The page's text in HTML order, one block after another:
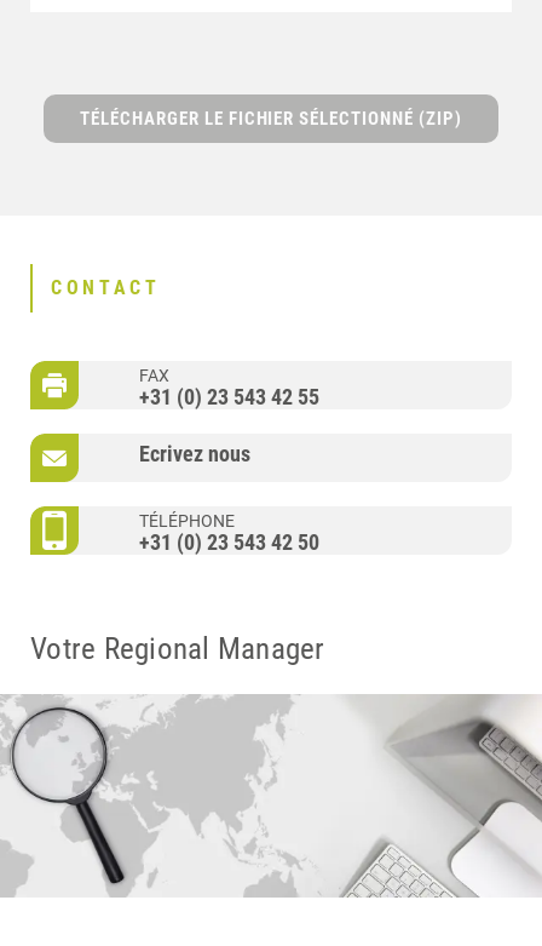
TÉLÉCHARGER LE FICHIER SÉLECTIONNÉ (ZIP)
CONTACT
FAX
+31 (0) 23 543 42 55
Ecrivez nous
TÉLÉPHONE
+31 (0) 23 543 42 50
Votre Regional Manager